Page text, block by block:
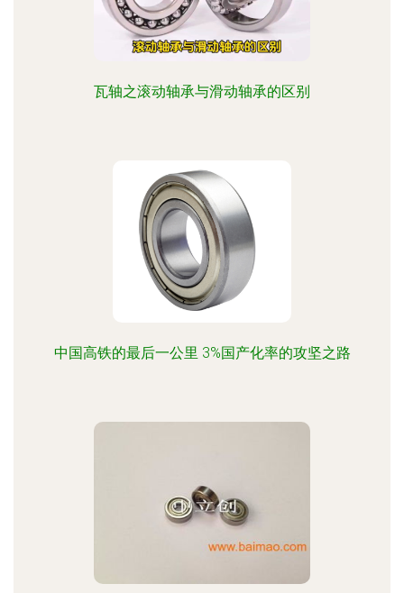
瓦轴之滚动轴承与滑动轴承的区别
中国高铁的最后一公里 3%国产化率的攻坚之路